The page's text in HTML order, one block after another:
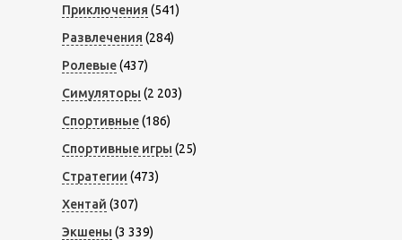
Приключения (541)
Развлечения (284)
Ролевые(437)
Симуляторы (2 203)
Спортивные(186)
Спортивные игры (25)
Стратегии (473)
Хентай (307)
Экшены (3 339)